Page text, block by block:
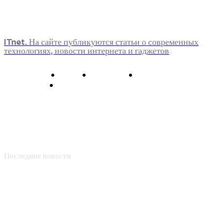
ITnet. На сайте публикуются статьи о современных
технологиях, новости интернета и гаджетов